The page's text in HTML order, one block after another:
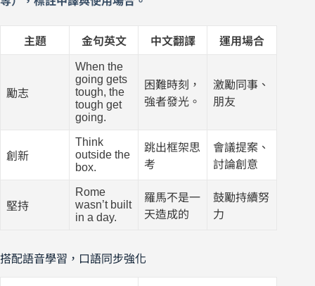
主題 金句英文 中文翻譯 運用場合
勵志
When the
going gets
tough, the
tough get
going.
困難時刻，
強者發光。
激勵同事、
朋友
創新
Think
outside the
box.
跳出框架思
考
會議提案、
討論創意
堅持
Rome
wasn’t built
in a day.
羅馬不是一
天造成的
鼓勵持續努
力
搭配語音學習，口語同步強化